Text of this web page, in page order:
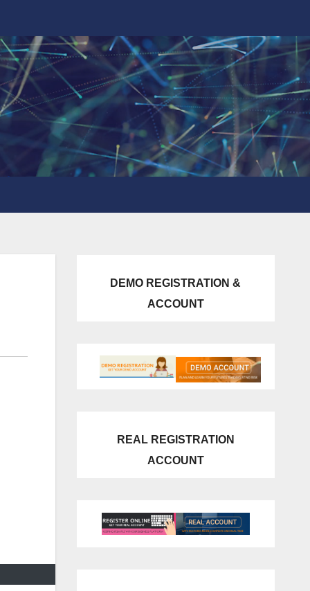
DEMO REGISTRATION &
ACCOUNT
REAL REGISTRATION
ACCOUNT